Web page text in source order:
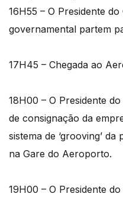
16H55 – O Presidente
governamental partem
17H45 – Chegada ao
18H00 – O Presidente
de consignação da
sistema de ‘grooving’
na Gare do Aeroporto.
19H00 – O Presidente